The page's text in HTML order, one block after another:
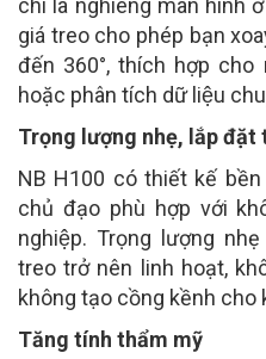
chí là nghiêng màn hình
giá treo cho phép bạn
đến 360°, thích hợp
hoặc phân tích dữ liệu
Trọng lượng nhẹ, lắp đặt
NB H100 có thiết kế
chủ đạo phù hợp với
nghiệp. Trọng lượng
treo trở nên linh hoạt,
không tạo cồng kềnh cho
Tăng tính thẩm mỹ